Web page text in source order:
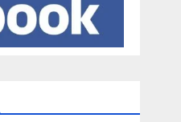
CASTILLO DE